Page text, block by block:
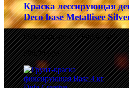
Краска лессирующая
Deco base Metallisee
Обычная цена: 1 049,00 руб.
990,00 руб.